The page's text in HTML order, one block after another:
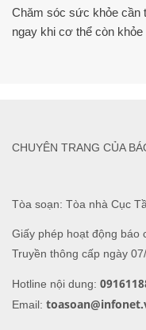
Chăm sóc sức khỏe cần
ngay khi cơ thể còn khỏe
Tòa soạn: Tòa nhà Cục
Giấy phép hoạt động báo
Truyền thông cấp ngày
Hotline nội dung:
Email:
CHUYÊN TRANG CỦA